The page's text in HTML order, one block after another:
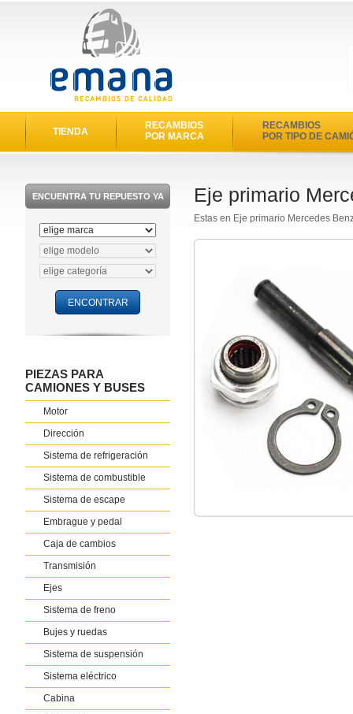
TIENDA
RECAMBIOS
POR MARCA
RECAMBIOS
POR TIPO DE
ENCUENTRA TU REPUESTO YA
PIEZAS PARA
CAMIONES Y BUSES
Motor
Dirección
Sistema de refrigeración
Sistema de combustible
Sistema de escape
Embrague y pedal
Caja de cambios
Transmisión
Ejes
Sistema de freno
Bujes y ruedas
Sistema de suspensión
Sistema eléctrico
Cabina
Eje primario
Estas en Eje primario Mercedes